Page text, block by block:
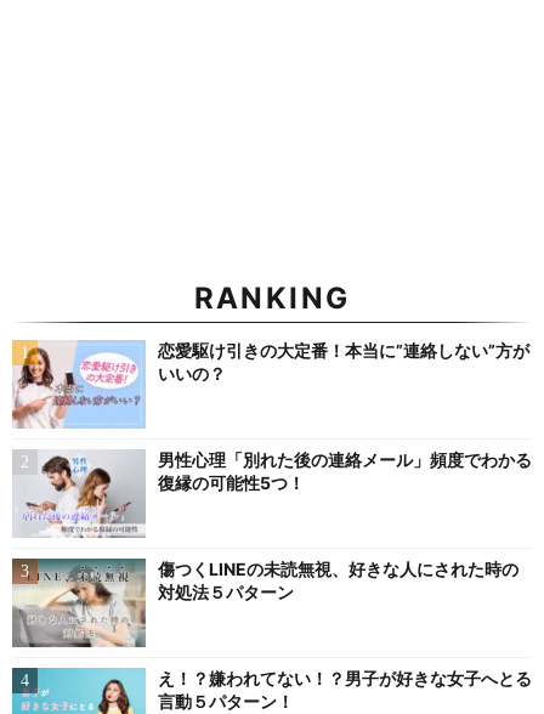
RANKING
恋愛駆け引きの大定番！本当に”連絡しない”方が
いいの？
男性心理「別れた後の連絡メール」頻度でわかる
復縁の可能性5つ！
傷つくLINEの未読無視、好きな人にされた時の
対処法５パターン
え！？嫌われてない！？男子が好きな女子へとる
言動５パターン！